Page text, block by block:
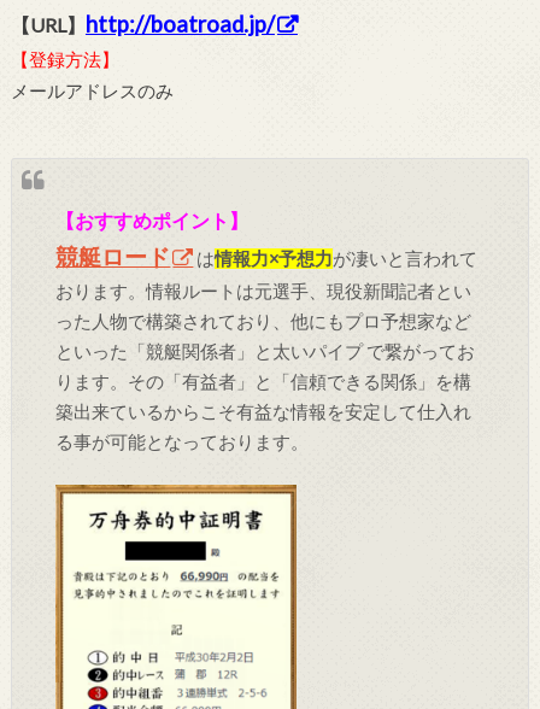
【URL】 http://boatroad.jp/
【登録方法】
メールアドレスのみ
【おすすめポイント】
競艇ロード は情報力×予想力が凄いと言われて
おります。情報ルートは元選手、現役新聞記者とい
った人物で構築されており、他にもプロ予想家など
といった「競艇関係者」と太いパイプ で繋がってお
ります。その「有益者」と「信頼できる関係」を構
築出来ているからこそ有益な情報を安定して仕入れ
る事が可能となっております。